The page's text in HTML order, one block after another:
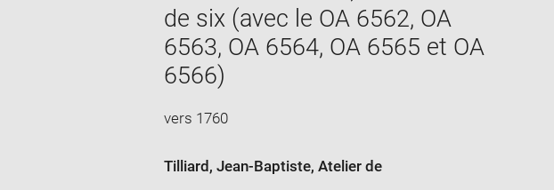
de six (avec le OA 6562, OA
6563, OA 6564, OA 6565 et OA
6566)
vers 1760
Tilliard, Jean-Baptiste, Atelier de